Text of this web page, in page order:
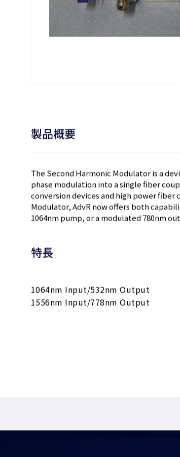
製品概要
The Second Harmonic Modulator is a
phase modulation into a single fiber
conversion devices and high power fiber
Modulator, AdvR now offers both
1064nm pump, or a modulated 780nm
特長
1064nm Input/532nm Output
1556nm Input/778nm Output